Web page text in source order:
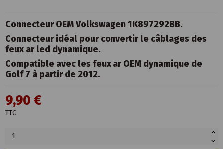
Connecteur OEM Volkswagen 1K8972928B.
Connecteur idéal pour convertir le câblages des
feux ar led dynamique.
Compatible avec les feux ar OEM dynamique de
Golf 7 à partir de 2012.
9,90 €
TTC